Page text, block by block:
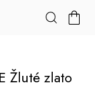
Žluté zlato